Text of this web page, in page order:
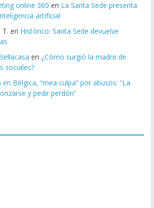
online 360 en La Santa Sede presenta
artificial
T. en Histórico: Santa Sede devuelve
en ¿Cómo surgió la madre de
sociales?
en Bélgica, “mea culpa” por abusos: “La
y pedir perdón”